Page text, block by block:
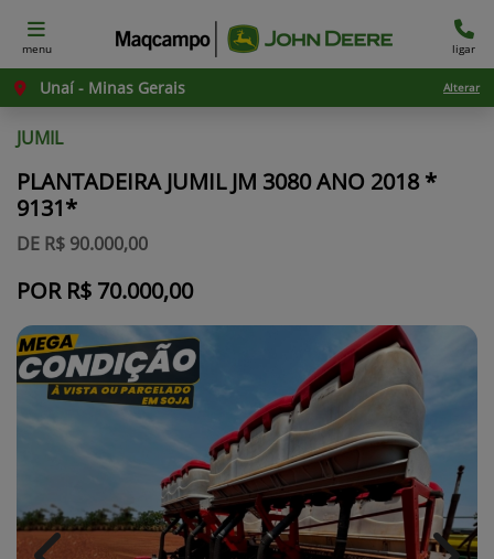
menu ligar
Unaí - Minas Gerais Alterar
JUMIL
PLANTADEIRA JUMIL JM 3080 ANO 2018 *
9131*
DE R$ 90.000,00
POR R$ 70.000,00